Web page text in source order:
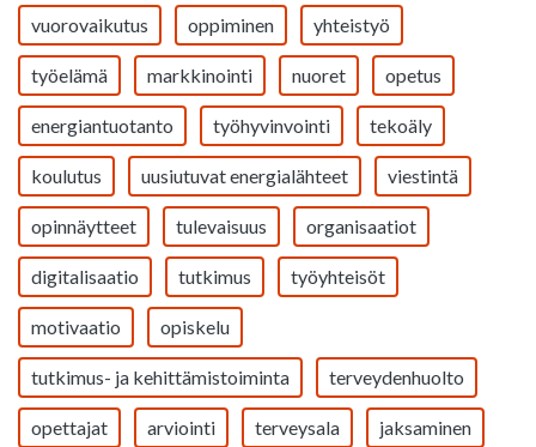
vuorovaikutus oppiminen yhteistyö
työelämä markkinointi nuoret opetus
energiantuotanto työhyvinvointi tekoäly
koulutus uusiutuvat energialähteet viestintä
opinnäytteet tulevaisuus organisaatiot
digitalisaatio tutkimus työyhteisöt
motivaatio opiskelu
tutkimus- ja kehittämistoiminta terveydenhuolto
opettajat arviointi terveysala jaksaminen